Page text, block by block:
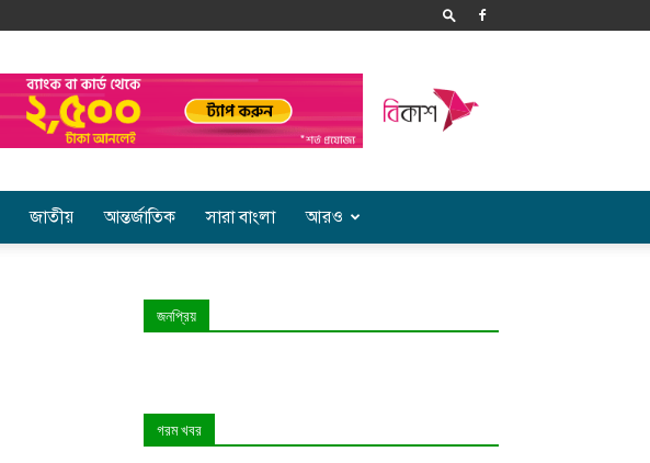
জাতীয় আন্তর্জাতিক সারা বাংলা আরও
জনপ্রিয়
গরম খবর